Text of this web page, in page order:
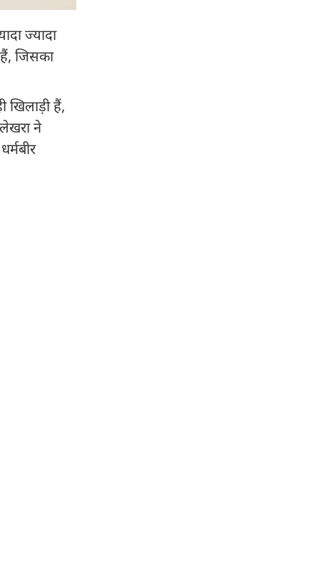
ज्यादा
जिसका
ख‍िलाड़ी हैं,
ने